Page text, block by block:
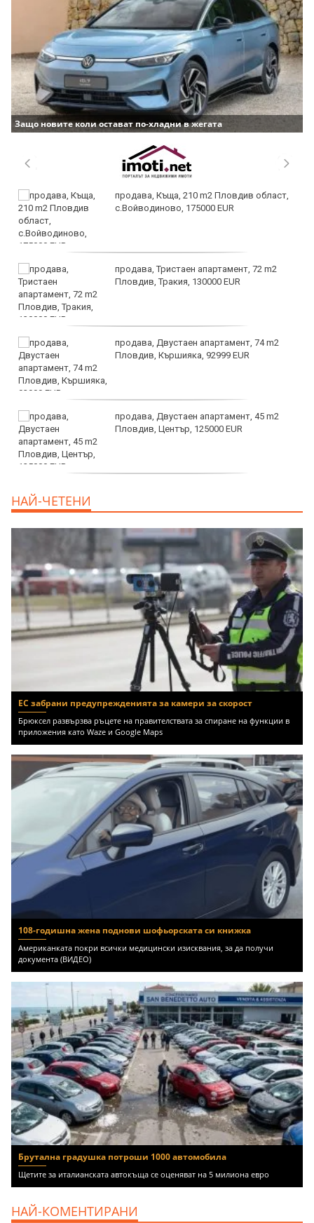
Защо новите коли остават по-хладни в жегата
продава, Къща, 210 m2 Пловдив област,
с.Войводиново, 175000 EUR
продава, Тристаен апартамент, 72 m2
Пловдив, Тракия, 130000 EUR
продава, Двустаен апартамент, 74 m2
Пловдив, Кършияка, 92999 EUR
продава, Двустаен апартамент, 45 m2
Пловдив, Център, 125000 EUR
НАЙ-ЧЕТЕНИ
ЕС забрани предупрежденията за камери за скорост
Брюксел развързва ръцете на правителствата за спиране на функции в
приложения като Waze и Google Maps
108-годишна жена поднови шофьорската си книжка
Американката покри всички медицински изисквания, за да получи
документа (ВИДЕО)
Брутална градушка потроши 1000 автомобила
Щетите за италианската автокъща се оценяват на 5 милиона евро
НАЙ-КОМЕНТИРАНИ